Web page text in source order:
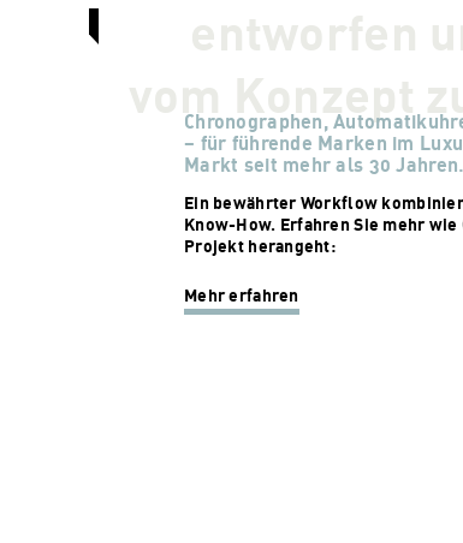
entworfen
vom Konzept
Chronographen,
– für führende Marken im
Markt seit mehr als 30 Jahren.
Ein bewährter Workflow
Know-How. Erfahren Sie mehr wie
Projekt herangeht:
Mehr erfahren